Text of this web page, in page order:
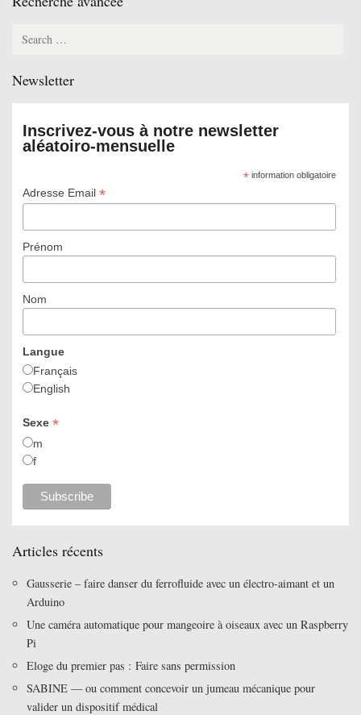
Newsletter
Inscrivez-vous à notre newsletter
aléatoiro-mensuelle
*information obligatoire
Adresse Email *
Prénom
Nom
Langue
Français
English
Sexe *
m
f
Articles récents
Gausserie – faire danser du ferrofluide avec un électro-aimant et un
Arduino
Une caméra automatique pour mangeoire à oiseaux avec un Raspberry
Pi
Eloge du premier pas : Faire sans permission
SABINE — ou comment concevoir un jumeau mécanique pour
valider un dispositif médical